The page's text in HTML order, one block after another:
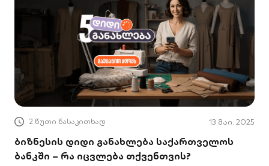
2 წუთი წასაკითხად 13 მაი. 2025
ბიზნესის დიდი განახლება საქართველოს
ბანკში – რა იცვლება თქვენთვის?